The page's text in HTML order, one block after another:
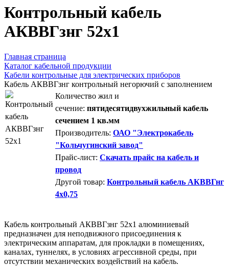
Контрольный кабель
AКВВГзнг 52х1
Главная страница
Каталог кабельной продукции
Кабели контрольные для электрических приборов
Кабель АКВВГзнг контрольный негорючий с заполнением
Количество жил и
сечение: пятидесятидвухжильный кабель
сечением 1 кв.мм
Производитель: ОАО "Электрокабель
"Кольчугинский завод"
Прайс-лист: Скачать прайс на кабель и
провод
Другой товар: Контрольный кабель АКВВГнг
4х0,75
Кабель контрольный АКВВГзнг 52х1 алюминиевый
предназначен для неподвижного присоединения к
электрическим аппаратам, для прокладки в помещениях,
каналах, туннелях, в условиях агрессивной среды, при
отсутствии механических воздействий на кабель.